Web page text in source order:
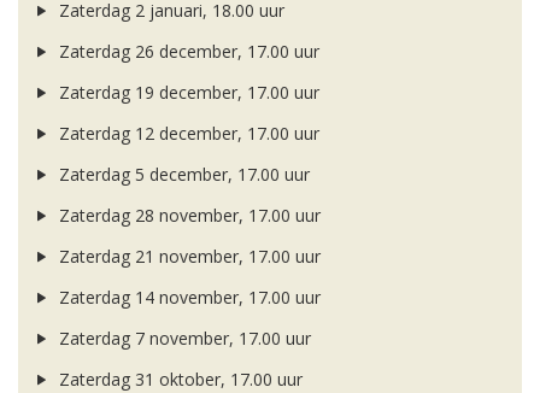
Zaterdag 2 januari, 18.00 uur
Zaterdag 26 december, 17.00 uur
Zaterdag 19 december, 17.00 uur
Zaterdag 12 december, 17.00 uur
Zaterdag 5 december, 17.00 uur
Zaterdag 28 november, 17.00 uur
Zaterdag 21 november, 17.00 uur
Zaterdag 14 november, 17.00 uur
Zaterdag 7 november, 17.00 uur
Zaterdag 31 oktober, 17.00 uur